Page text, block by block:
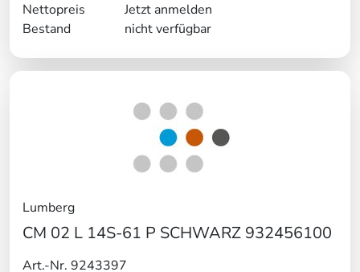
Nettopreis
Jetzt anmelden
Bestand
nicht verfügbar
Lumberg
CM 02 L 14S-61 P SCHWARZ 932456100
Art.-Nr. 9243397